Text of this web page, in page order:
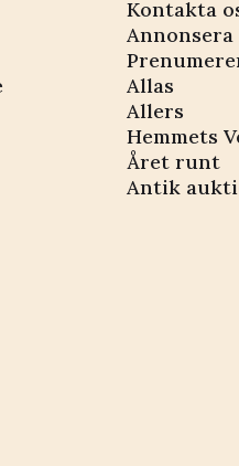
Kontakta
Annonsera
Allas
Allers
Hemmets
Året runt
Antik